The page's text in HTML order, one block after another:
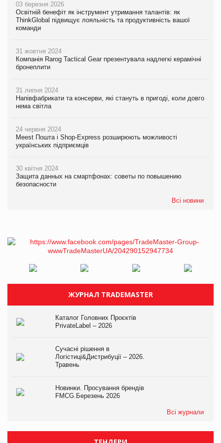
03 березня 2026
Освітній бенефіт як інструмент утримання талантів: як
ThinkGlobal підвищує лояльність та продуктивність вашої
команди
31 жовтня 2024
Компанія Rarog Tactical Gear презентувала надлегкі керамічні
бронеплити
31 липня 2024
Напівфабрикати та консерви, які стануть в пригоді, коли довго
нема світла
24 червня 2024
Meest Пошта і Shop-Express розширюють можливості
українських підприємців
30 квітня 2024
Защита данных на смартфонах: советы по повышению
безопасности
Всі новини
ЖУРНАЛ TRADEMASTER
Каталог Головних Проєктів
PrivateLabel – 2026
Сучасні рішення в
Логістиці&Дистрибуції – 2026.
Травень
Новинки. Просування брендів
FMCG.Березень 2026
Всі журнали